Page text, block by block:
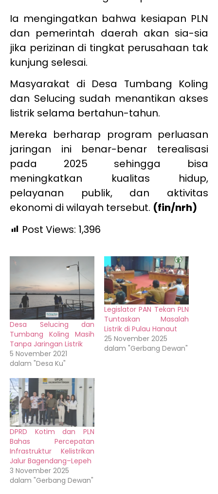
Ia mengingatkan bahwa kesiapan PLN
dan pemerintah daerah akan sia-sia
jika perizinan di tingkat perusahaan tak
kunjung selesai.
Masyarakat di Desa Tumbang Koling
dan Selucing sudah menantikan akses
listrik selama bertahun-tahun.
Mereka berharap program perluasan
jaringan ini benar-benar terealisasi
pada 2025 sehingga bisa
meningkatkan kualitas hidup,
pelayanan publik, dan aktivitas
ekonomi di wilayah tersebut. (fin/nrh)
Post Views: 1,396
Desa Selucing dan
Tumbang Koling Masih
Tanpa Jaringan Listrik
5 November 2021
dalam "Desa Ku"
Legislator PAN Tekan PLN
Tuntaskan Masalah
Listrik di Pulau Hanaut
25 November 2025
dalam "Gerbang Dewan"
DPRD Kotim dan PLN
Bahas Percepatan
Infrastruktur Kelistrikan
Jalur Bagendang–Lepeh
3 November 2025
dalam "Gerbang Dewan"